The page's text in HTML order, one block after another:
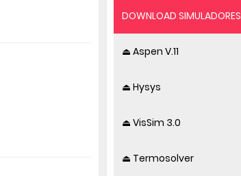
DOWNLOAD SIMULADORES
⏏ Aspen V.11
⏏ Hysys
⏏ VisSim 3.0
⏏ Termosolver